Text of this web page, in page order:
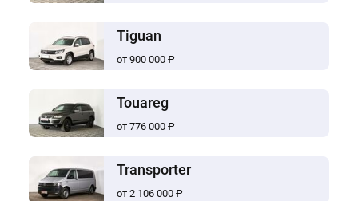
Tiguan
от 900 000 ₽
Touareg
от 776 000 ₽
Transporter
от 2 106 000 ₽